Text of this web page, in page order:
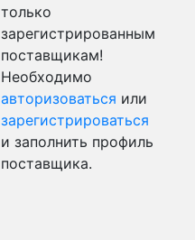
только
зарегистрированным
поставщикам!
Необходимо
авторизоваться или
зарегистрироваться
и заполнить профиль
поставщика.